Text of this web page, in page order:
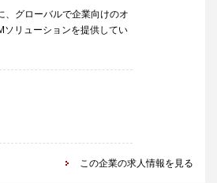
、グローバルで企業向けのオ
ソリューションを提供してい
この企業の求人情報を見る